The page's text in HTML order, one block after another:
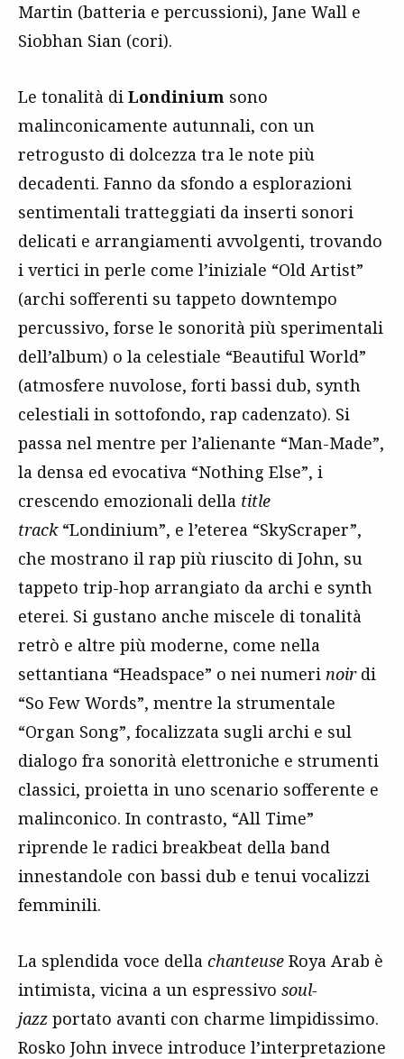
Martin (batteria e percussioni), Jane Wall e
Siobhan Sian (cori).
Le tonalità di Londinium sono
malinconicamente autunnali, con un
retrogusto di dolcezza tra le note più
decadenti. Fanno da sfondo a esplorazioni
sentimentali tratteggiati da inserti sonori
delicati e arrangiamenti avvolgenti, trovando
i vertici in perle come l’iniziale “Old Artist”
(archi sofferenti su tappeto downtempo
percussivo, forse le sonorità più sperimentali
dell’album) o la celestiale “Beautiful World”
(atmosfere nuvolose, forti bassi dub, synth
celestiali in sottofondo, rap cadenzato). Si
passa nel mentre per l’alienante “Man-Made”,
la densa ed evocativa “Nothing Else”, i
crescendo emozionali della title
track“Londinium”, e l’eterea “SkyScraper”,
che mostrano il rap più riuscito di John, su
tappeto trip-hop arrangiato da archi e synth
eterei. Si gustano anche miscele di tonalità
retrò e altre più moderne, come nella
settantiana “Headspace” o nei numeri noirdi
“So Few Words”, mentre la strumentale
“Organ Song”, focalizzata sugli archi e sul
dialogo fra sonorità elettroniche e strumenti
classici, proietta in uno scenario sofferente e
malinconico. In contrasto, “All Time”
riprende le radici breakbeat della band
innestandole con bassi dub e tenui vocalizzi
femminili.
La splendida voce della chanteuse Roya Arab è
intimista, vicina a un espressivo soul-
jazz portato avanti con charme limpidissimo.
Rosko John invece introduce l’interpretazione